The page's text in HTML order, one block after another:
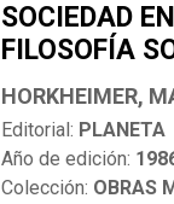
SOCIEDAD
FILOSOFÍA
HORKHEIMER,
Editorial: PLANETA
Año de edición:
Colección: OBRAS